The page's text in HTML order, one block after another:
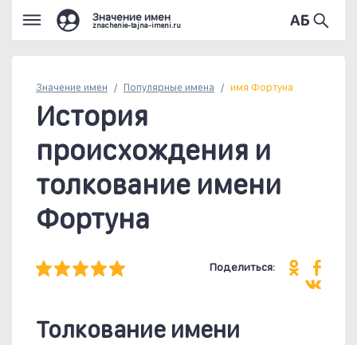
Значение имен
znachenie-tajna-imeni.ru
Значение имен Популярные имена имя Фортуна
История
происхождения и
толкование имени
Фортуна
Поделиться:
Толкование имени